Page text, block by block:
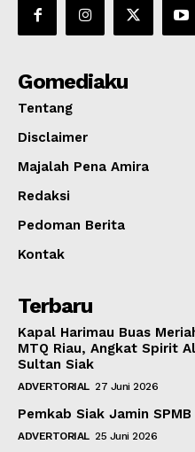
Gomediaku
Tentang
Disclaimer
Majalah Pena Amira
Redaksi
Pedoman Berita
Kontak
Terbaru
Kapal Harimau Buas
MTQ Riau, Angkat Spirit
Sultan Siak
ADVERTORIAL 27 Juni 2026
Pemkab Siak Jamin
ADVERTORIAL 25 Juni 2026